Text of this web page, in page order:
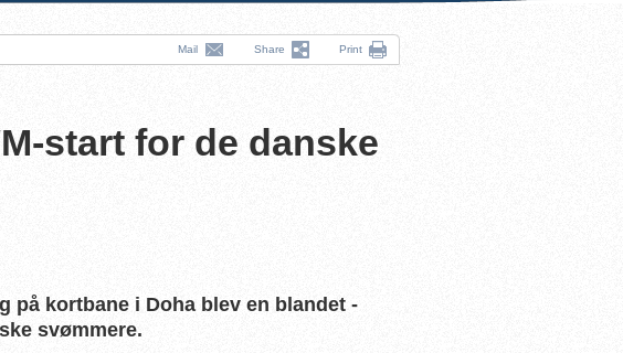
Mail Share Print
start for de danske
på kortbane i Doha blev en blandet -
svømmere.